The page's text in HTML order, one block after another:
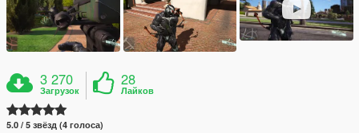
3 270
Загрузок
28
Лайков
5.0 / 5 звёзд (4 голоса)